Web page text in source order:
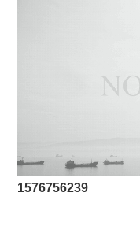
1576756239